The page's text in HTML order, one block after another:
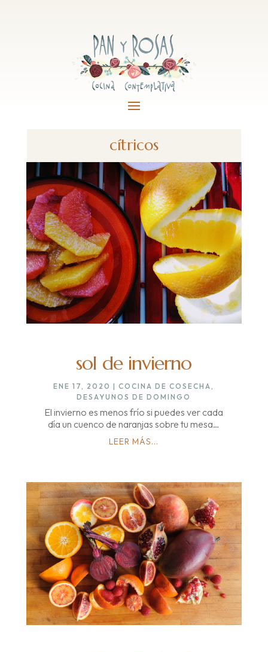
cítricos
sol de invierno
ENE 17, 2020 |COCINA DE COSECHA
DESAYUNOS DE DOMINGO
El invierno es menos frío si puedes ver cada
día un cuenco de naranjas sobre tu mesa…
LEER MÁS...